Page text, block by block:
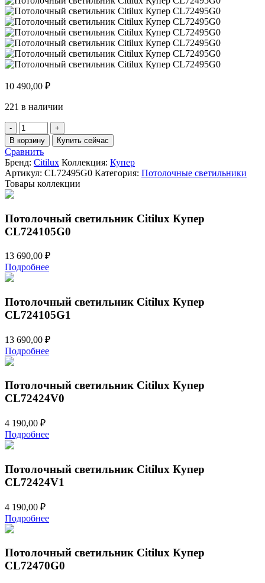
10 490,00 ₽
221 в наличии
Количество
товара
Потолочный
светильник
Citilux
Купер
CL72495G0
В корзину Купить сейчас
Сравнить
Бренд: Citilux Коллекция: Купер
Артикул: CL72495G0 Категория: Потолочные светильники
Товары коллекции
Потолочный светильник Citilux Купер
CL724105G0
13 690,00 ₽
Подробнее
Потолочный светильник Citilux Купер
CL724105G1
13 690,00 ₽
Подробнее
Потолочный светильник Citilux Купер
CL72424V0
4 190,00 ₽
Подробнее
Потолочный светильник Citilux Купер
CL72424V1
4 190,00 ₽
Подробнее
Потолочный светильник Citilux Купер
CL72470G0